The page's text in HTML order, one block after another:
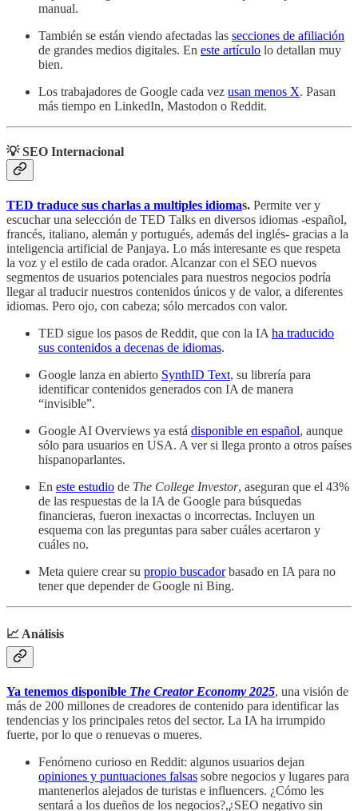
manual.
También se están viendo afectadas las secciones de afiliación
de grandes medios digitales. En este artículo lo detallan muy
bien.
Los trabajadores de Google cada vez usan menos X. Pasan
más tiempo en LinkedIn, Mastodon o Reddit.
💡 SEO Internacional
TED traduce sus charlas a multiples idiomas. Permite ver y
escuchar una selección de TED Talks en diversos idiomas -español,
francés, italiano, alemán y portugués, además del inglés- gracias a la
inteligencia artificial de Panjaya. Lo más interesante es que respeta
la voz y el estilo de cada orador. Alcanzar con el SEO nuevos
segmentos de usuarios potenciales para nuestros negocios podría
llegar al traducir nuestros contenidos únicos y de valor, a diferentes
idiomas. Pero ojo, con cabeza; sólo mercados con valor.
TED sigue los pasos de Reddit, que con la IA ha traducido
sus contenidos a decenas de idiomas.
Google lanza en abierto SynthID Text, su librería para
identificar contenidos generados con IA de manera
“invisible”.
Google AI Overviews ya está disponible en español, aunque
sólo para usuarios en USA. A ver si llega pronto a otros países
hispanoparlantes.
En este estudio de The College Investor, aseguran que el 43%
de las respuestas de la IA de Google para búsquedas
financieras, fueron inexactas o incorrectas. Incluyen un
esquema con las preguntas para saber cuáles acertaron y
cuáles no.
Meta quiere crear su propio buscadorbasado en IA para no
tener que depender de Google ni Bing.
📈 Análisis
Ya tenemos disponible The Creator Economy 2025, una visión de
más de 200 millones de creadores de contenido para identificar las
tendencias y los principales retos del sector. La IA ha irrumpido
fuerte, por lo que o renuevas o mueres.
Fenómeno curioso en Reddit: algunos usuarios dejan
opiniones y puntuaciones falsas sobre negocios y lugares para
mantenerlos alejados de turistas e influencers. ¿Cómo les
sentará a los dueños de los negocios?,¿SEO negativo sin